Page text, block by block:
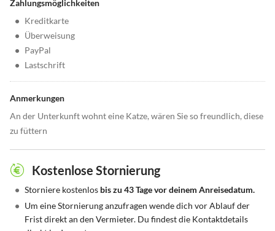
Zahlungsmöglichkeiten
• Kreditkarte
• Überweisung
• PayPal
• Lastschrift
Anmerkungen
An der Unterkunft wohnt eine Katze, wären Sie so freundlich, diese
zu füttern
Kostenlose Stornierung
• Storniere kostenlos bis zu 43 Tage vor deinem Anreisedatum.
• Um eine Stornierung anzufragen wende dich vor Ablauf der
Frist direkt an den Vermieter. Du findest die Kontaktdetails